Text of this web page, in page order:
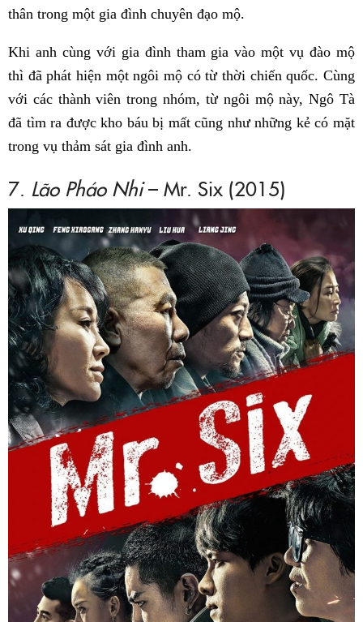
thân trong một gia đình chuyên đạo mộ.
Khi anh cùng với gia đình tham gia vào một vụ đào mộ
thì đã phát hiện một ngôi mộ có từ thời chiến quốc. Cùng
với các thành viên trong nhóm, từ ngôi mộ này, Ngô Tà
đã tìm ra được kho báu bị mất cũng như những kẻ có mặt
trong vụ thảm sát gia đình anh.
7. Lão Pháo Nhi– Mr. Six (2015)